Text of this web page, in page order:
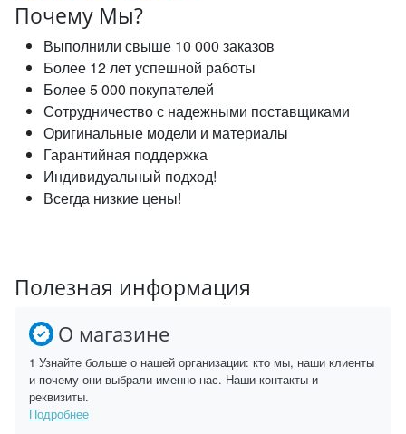
Почему Мы?
Выполнили свыше 10 000 заказов
Более 12 лет успешной работы
Более 5 000 покупателей
Сотрудничество с надежными поставщиками
Оригинальные модели и материалы
Гарантийная поддержка
Индивидуальный подход!
Всегда низкие цены!
Полезная информация
О магазине
1 Узнайте больше о нашей организации: кто мы, наши клиенты
и почему они выбрали именно нас. Наши контакты и
реквизиты.
Подробнее